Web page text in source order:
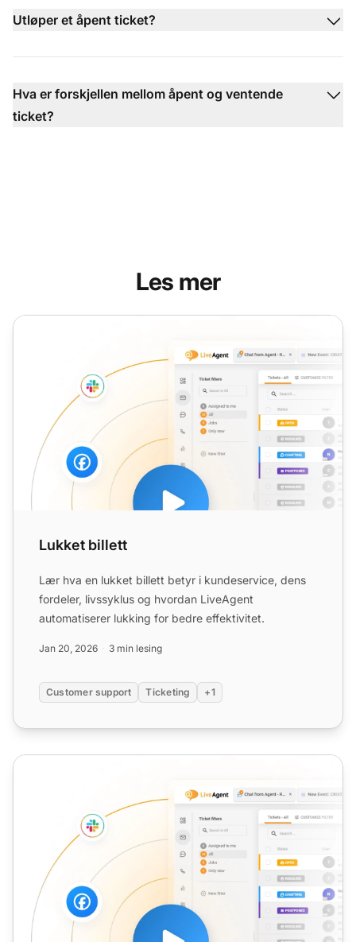
Utløper et åpent ticket?
Hva er forskjellen mellom åpent og ventende
ticket?
Les mer
Lukket billett
Lukket billett
Lær hva en lukket billett betyr i kundeservice, dens
fordeler, livssyklus og hvordan LiveAgent
automatiserer lukking for bedre effektivitet.
Jan 20, 2026 3 min lesing
Customer support Ticketing +1
Egendefinert status